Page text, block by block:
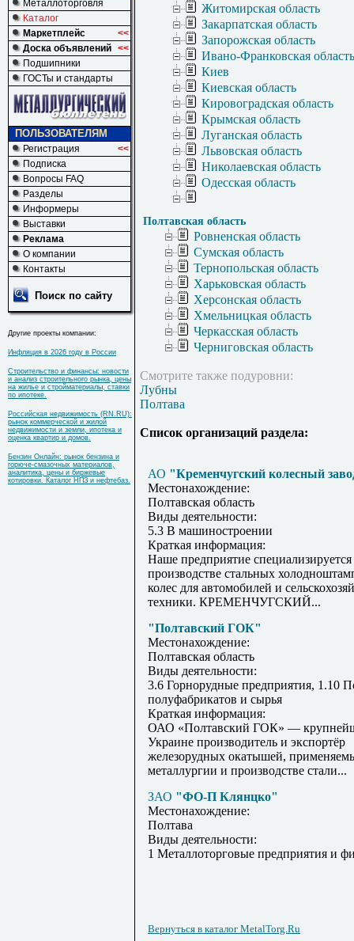
Металлоторговля
Каталог
Маркетплейс
<<
Доска объявлений <<
Подшипники
ГОСТы и стандарты
ПОЛЬЗОВАТЕЛЯМ
Регистрация
<<
Подписка
Вопросы FAQ
Разделы
Информеры
Выставки
Реклама
О компании
Контакты
Поиск по сайту
Другие проекты компании:
Инфляция в 2026 году в России
Строительство и финансы: новости
и анализ строительного рынка, цены
на жилье и стройматериалы, ставки
по ипотеке.
Российская недвижимость (RN.RU):
рынок коммерческой и жилой
недвижимости и земли, ипотека и
оценка квартир и домов.
Бензин Онлайн: рынок бензина и
горюче-смазочных материалов,
аналитика, цены и биржевые
котировки. Каталог НПЗ и нефтебаз.
Житомирская область
Закарпатская область
Запорожская область
Ивано-Франковская область
Киев
Киевская область
Кировоградская область
Крымская область
Луганская область
Львовская область
Николаевская область
Одесская область
Полтавская область
Ровненская область
Сумская область
Тернопольская область
Харьковская область
Херсонская область
Хмельницкая область
Черкасская область
Черниговская область
Смотрите также подуровни:
Лубны
Полтава
Список организаций раздела:
АО "Кременчугский колесный
Местонахождение:
Полтавская область
Виды деятельности:
5.3 В машиностроении
Краткая информация:
Наше предприятие специализируется
производстве стальных
колес для автомобилей и
техники. КРЕМЕНЧУГСКИЙ...
"Полтавский ГОК"
Местонахождение:
Полтавская область
Виды деятельности:
3.6 Горнорудные предприятия, 1.10
полуфабрикатов и сырья
Краткая информация:
ОАО «Полтавский ГОК» —
Украине производитель и экспортёр
железорудных окатышей,
металлургии и производстве стали...
ЗАО "ФО-П Клянцко"
Местонахождение:
Полтава
Виды деятельности:
1 Металлоторговые предприятия и
Вернуться в каталог MetalTorg.Ru